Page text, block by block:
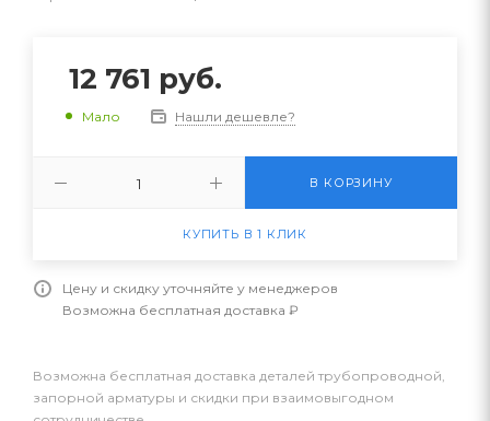
12 761 руб.
Мало Нашли дешевле?
В КОРЗИНУ
КУПИТЬ В 1 КЛИК
Цену и скидку уточняйте у менеджеров
Возможна бесплатная доставка ₽
Возможна бесплатная доставка деталей трубопроводной,
запорной арматуры и скидки при взаимовыгодном